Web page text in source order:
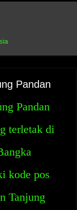
Pandan
Pandan
terletak di
kode pos
Tanjung